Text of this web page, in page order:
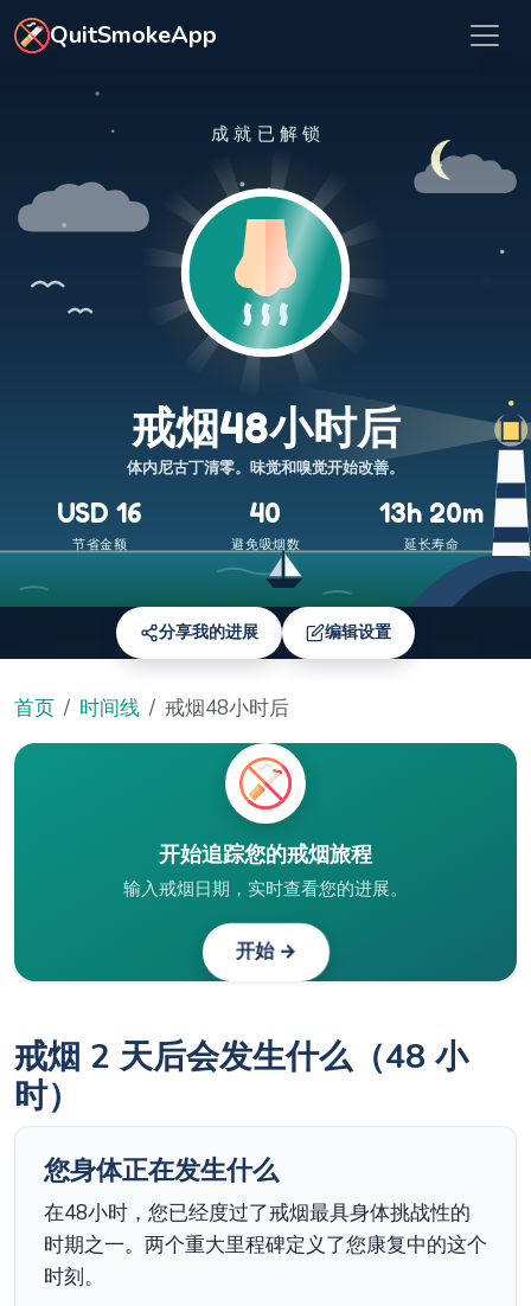
跳转到主要内容
QuitSmokeApp
成就已解锁
戒烟48小时后
体内尼古丁清零。味觉和嗅觉开始改善。
USD 16 40 13h 20m
节省金额 避免吸烟数 延长寿命
分享我的进展 编辑设置
首页 时间线 戒烟48小时后
开始追踪您的戒烟旅程
输入戒烟日期，实时查看您的进展。
开始 →
戒烟 2 天后会发生什么（48 小
时）
您身体正在发生什么
在48小时，您已经度过了戒烟最具身体挑战性的
时期之一。两个重大里程碑定义了您康复中的这个
时刻。